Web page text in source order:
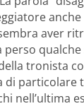
aver
perso
tronista
di particolare
nell’ultima